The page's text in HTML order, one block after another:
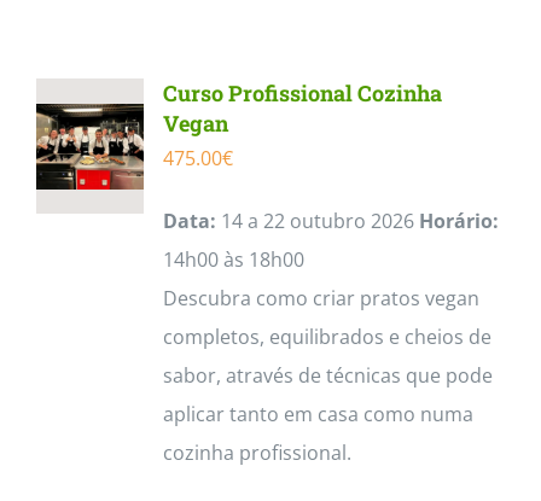
Curso Profissional Cozinha
Vegan
475.00€
Data: 14 a 22 outubro 2026 Horário:
14h00 às 18h00
Descubra como criar pratos vegan
completos, equilibrados e cheios de
sabor, através de técnicas que pode
aplicar tanto em casa como numa
cozinha profissional.